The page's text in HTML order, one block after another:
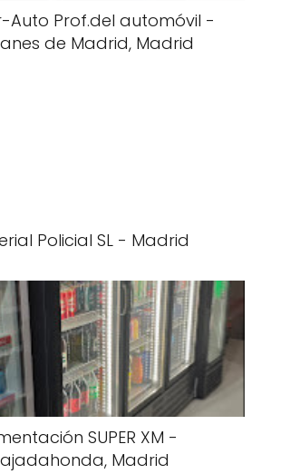
Auto Prof.del automóvil -
de Madrid, Madrid
Policial SL - Madrid
SUPER XM -
Madrid